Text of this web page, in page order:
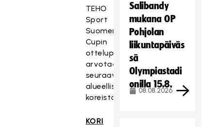
TEHO
Sport
Suomen
Cupin
otteluparit
arvotaan
seuraavista
alueellisista
koreista:
KORI
Salibandy
mukana OP
Pohjolan
liikuntapäiväs
sä
Olympiastadi
onilla 15.8.
08.08.2026